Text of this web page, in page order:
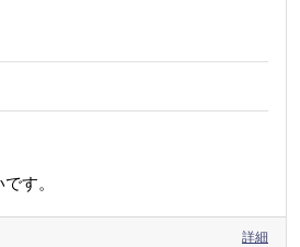
す。
詳細